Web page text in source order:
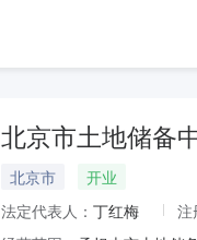
北京市土地储备
北京市
开业
法定代表人： 丁红梅 注